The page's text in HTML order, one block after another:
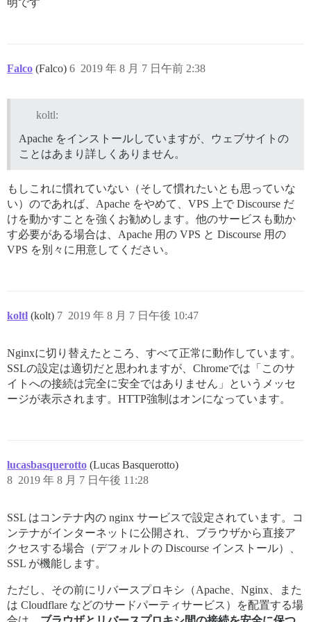
明です
Falco (Falco) 2019 年 8 月 7 日午前 2:38
6
koltl:
Apache をインストールしていますが、ウェブサイトの
ことはあまり詳しくありません。
もしこれに慣れていない（そして慣れたいとも思っていな
い）のであれば、Apache をやめて、VPS 上で Discourse だ
けを動かすことを強くお勧めします。他のサービスも動か
す必要がある場合は、Apache 用の VPS と Discourse 用の
VPS を別々に用意してください。
koltl (kolt) 2019 年 8 月 7 日午後 10:47
7
Nginxに切り替えたところ、すべて正常に動作しています。
SSLの設定は適切だと思われますが、Chromeでは「このサ
イトへの接続は完全に安全ではありません」というメッセ
ージが表示されます。HTTP強制はオンになっています。
lucasbasquerotto (Lucas Basquerotto)
2019 年 8 月 7 日午後 11:28
8
SSL はコンテナ内の nginx サービスで設定されています。コ
ンテナがインターネットに公開され、ブラウザから直接ア
クセスする場合（デフォルトの Discourse インストール）、
SSL が機能します。
ただし、その前にリバースプロキシ（Apache、Nginx、また
は Cloudflare などのサードパーティサービス）を配置する場